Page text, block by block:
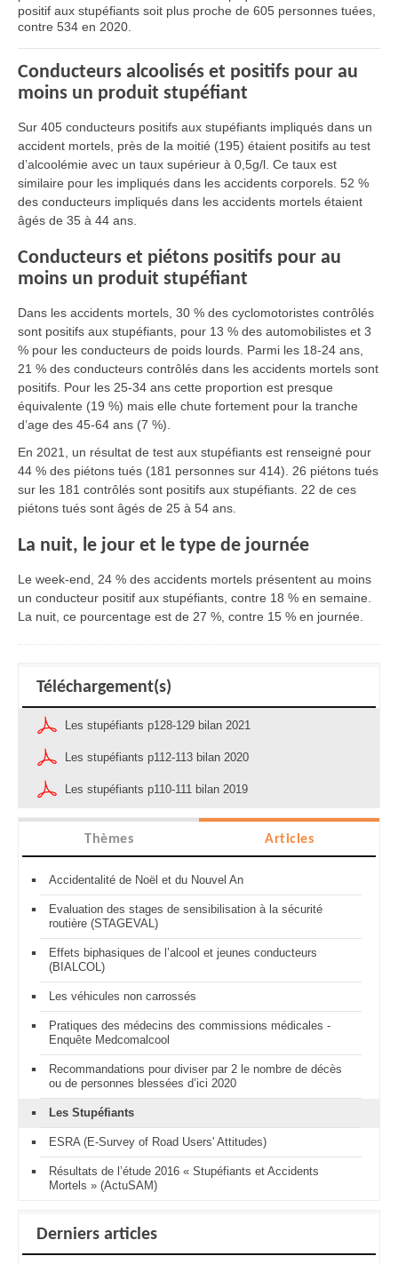
positif aux stupéfiants soit plus proche de 605 personnes tuées,
contre 534 en 2020.
Conducteurs alcoolisés et positifs pour au
moins un produit stupéfiant
Sur 405 conducteurs positifs aux stupéfiants impliqués dans un
accident mortels, près de la moitié (195) étaient positifs au test
d’alcoolémie avec un taux supérieur à 0,5g/l. Ce taux est
similaire pour les impliqués dans les accidents corporels. 52 %
des conducteurs impliqués dans les accidents mortels étaient
âgés de 35 à 44 ans.
Conducteurs et piétons positifs pour au
moins un produit stupéfiant
Dans les accidents mortels, 30 % des cyclomotoristes contrôlés
sont positifs aux stupéfiants, pour 13 % des automobilistes et 3
% pour les conducteurs de poids lourds. Parmi les 18-24 ans,
21 % des conducteurs contrôlés dans les accidents mortels sont
positifs. Pour les 25-34 ans cette proportion est presque
équivalente (19 %) mais elle chute fortement pour la tranche
d’age des 45-64 ans (7 %).
En 2021, un résultat de test aux stupéfiants est renseigné pour
44 % des piétons tués (181 personnes sur 414). 26 piétons tués
sur les 181 contrôlés sont positifs aux stupéfiants. 22 de ces
piétons tués sont âgés de 25 à 54 ans.
La nuit, le jour et le type de journée
Le week-end, 24 % des accidents mortels présentent au moins
un conducteur positif aux stupéfiants, contre 18 % en semaine.
La nuit, ce pourcentage est de 27 %, contre 15 % en journée.
Téléchargement(s)
Les stupéfiants p128-129 bilan 2021
Les stupéfiants p112-113 bilan 2020
Les stupéfiants p110-111 bilan 2019
Thèmes Articles
Accidentalité de Noël et du Nouvel An
Evaluation des stages de sensibilisation à la sécurité
routière (STAGEVAL)
Effets biphasiques de l’alcool et jeunes conducteurs
(BIALCOL)
Les véhicules non carrossés
Pratiques des médecins des commissions médicales -
Enquête Medcomalcool
Recommandations pour diviser par 2 le nombre de décès
ou de personnes blessées d’ici 2020
Les Stupéfiants
ESRA (E-Survey of Road Users' Attitudes)
Résultats de l’étude 2016 « Stupéfiants et Accidents
Mortels » (ActuSAM)
Derniers articles